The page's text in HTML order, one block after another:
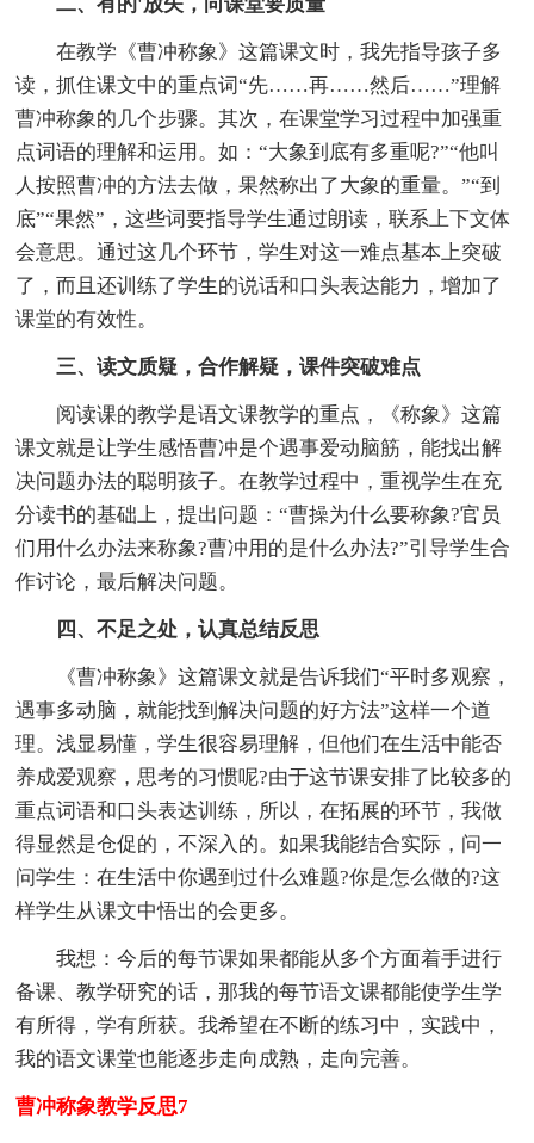
在教学《曹冲称象》这篇课文时，我先指导孩子多
读，抓住课文中的重点词“先……再……然后……”理解
曹冲称象的几个步骤。其次，在课堂学习过程中加强重
点词语的理解和运用。如：“大象到底有多重呢?”“他叫
人按照曹冲的方法去做，果然称出了大象的重量。”“到
底”“果然”，这些词要指导学生通过朗读，联系上下文体
会意思。通过这几个环节，学生对这一难点基本上突破
了，而且还训练了学生的说话和口头表达能力，增加了
课堂的有效性。
三、读文质疑，合作解疑，课件突破难点
阅读课的教学是语文课教学的重点，《称象》这篇
课文就是让学生感悟曹冲是个遇事爱动脑筋，能找出解
决问题办法的聪明孩子。在教学过程中，重视学生在充
分读书的基础上，提出问题：“曹操为什么要称象?官员
们用什么办法来称象?曹冲用的是什么办法?”引导学生合
作讨论，最后解决问题。
四、不足之处，认真总结反思
《曹冲称象》这篇课文就是告诉我们“平时多观察，
遇事多动脑，就能找到解决问题的好方法”这样一个道
理。浅显易懂，学生很容易理解，但他们在生活中能否
养成爱观察，思考的习惯呢?由于这节课安排了比较多的
重点词语和口头表达训练，所以，在拓展的环节，我做
得显然是仓促的，不深入的。如果我能结合实际，问一
问学生：在生活中你遇到过什么难题?你是怎么做的?这
样学生从课文中悟出的会更多。
我想：今后的每节课如果都能从多个方面着手进行
备课、教学研究的话，那我的每节语文课都能使学生学
有所得，学有所获。我希望在不断的练习中，实践中，
我的语文课堂也能逐步走向成熟，走向完善。
曹冲称象教学反思7